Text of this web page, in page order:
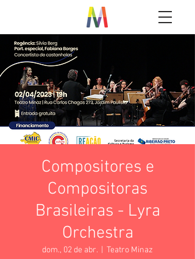
Compositores e
Compositoras
Brasileiras - Lyra
Orchestra
dom., 02 de abr. Teatro Minaz